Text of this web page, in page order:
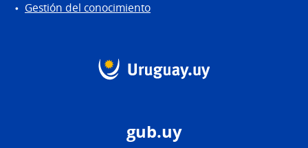
Gestión del conocimiento
gub.uy